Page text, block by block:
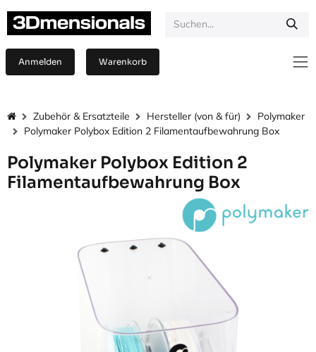
Anmelden Warenkorb
Zubehör & Ersatzteile Hersteller (von & für)
Polymaker
Polymaker Polybox Edition 2 Filamentaufbewahrung Box
Polymaker Polybox Edition 2
Filamentaufbewahrung Box